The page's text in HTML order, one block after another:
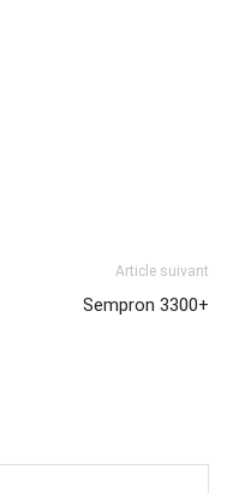
Article suivant
Sempron 3300+